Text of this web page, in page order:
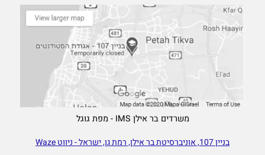
משרדים בר אילן IMS - מפת גוגל
בניין 107, אוניברסיטת בר אילן, רמת גן, ישראל - ניווט Waze